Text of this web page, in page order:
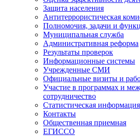
Защита населения
Антитеррористическая
Полномочия, задачи и
Муниципальная служба
Административная реформа
Результаты проверок
Информационные системы
Учрежденные СМИ
Официальные визиты и
Участие в программах и
сотрудничество
Статистическая информация
Контакты
Общественная приемная
ЕГИССО